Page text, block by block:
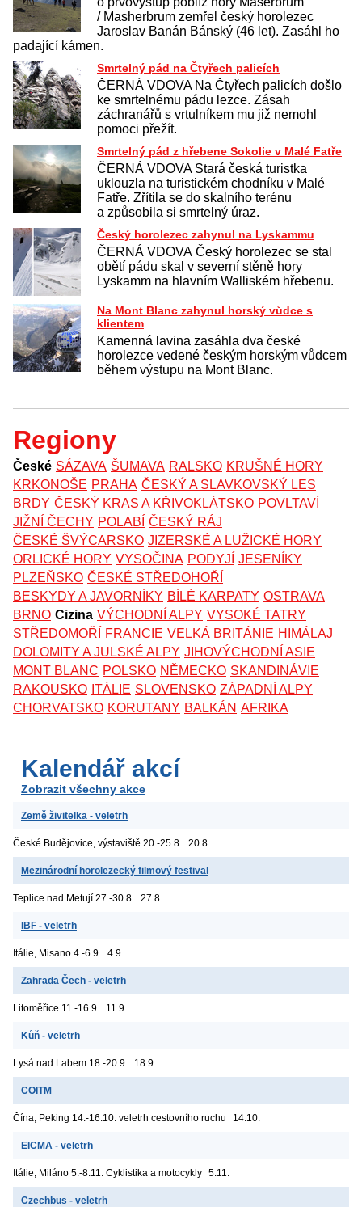
/ Masherbrum zemřel český horolezec
Jaroslav Banán Bánský (46 let). Zasáhl ho
padající kámen.
Smrtelný pád na Čtyřech palicích
ČERNÁ VDOVA Na Čtyřech palicích došlo
ke smrtelnému pádu lezce. Zásah
záchranářů s vrtulníkem mu již nemohl
pomoci přežít.
Smrtelný pád z hřebene Sokolie v Malé Fatře
ČERNÁ VDOVA Stará česká turistka
uklouzla na turistickém chodníku v Malé
Fatře. Zřítila se do skalního terénu
a způsobila si smrtelný úraz.
Český horolezec zahynul na Lyskammu
ČERNÁ VDOVA Český horolezec se stal
obětí pádu skal v severní stěně hory
Lyskamm na hlavním Walliském hřebenu.
Na Mont Blanc zahynul horský vůdce s
klientem
Kamenná lavina zasáhla dva české
horolezce vedené českým horským vůdcem
během výstupu na Mont Blanc.
Regiony
České SÁZAVA ŠUMAVA RALSKO KRUŠNÉ HORY
KRKONOŠE PRAHA ČESKÝ A SLAVKOVSKÝ LES
BRDY ČESKÝ KRAS A KŘIVOKLÁTSKO POVLTAVÍ
JIŽNÍ ČECHY POLABÍ ČESKÝ RÁJ
ČESKÉ ŠVÝCARSKO JIZERSKÉ A LUŽICKÉ HORY
ORLICKÉ HORY VYSOČINA PODYJÍ JESENÍKY
PLZEŇSKO ČESKÉ STŘEDOHOŘÍ
BESKYDY A JAVORNÍKY BÍLÉ KARPATY OSTRAVA
BRNO Cizina VÝCHODNÍ ALPY VYSOKÉ TATRY
STŘEDOMOŘÍ
FRANCIE VELKÁ BRITÁNIE HIMÁLAJ
DOLOMITY A JULSKÉ ALPY JIHOVÝCHODNÍ ASIE
MONT BLANC POLSKO NĚMECKO SKANDINÁVIE
RAKOUSKO ITÁLIE SLOVENSKO ZÁPADNÍ ALPY
CHORVATSKO KORUTANY BALKÁN AFRIKA
Kalendář akcí
Zobrazit všechny akce
Země živitelka - veletrh
České Budějovice, výstaviště 20.-25.8. 20.8.
Mezinárodní horolezecký filmový festival
Teplice nad Metují 27.-30.8. 27.8.
IBF - veletrh
Itálie, Misano 4.-6.9. 4.9.
Zahrada Čech - veletrh
Litoměřice 11.-16.9. 11.9.
Kůň - veletrh
Lysá nad Labem 18.-20.9. 18.9.
COITM
Čína, Peking 14.-16.10. veletrh cestovního ruchu 14.10.
EICMA - veletrh
Itálie, Miláno 5.-8.11. Cyklistika a motocykly 5.11.
Czechbus - veletrh